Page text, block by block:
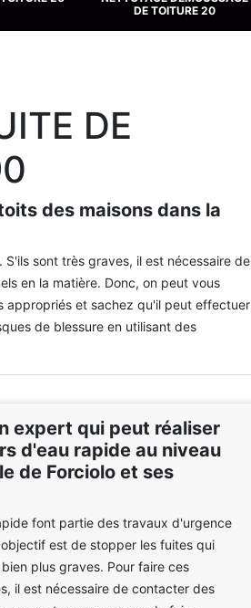
DE TOITURE 20
DE
des maisons dans la
sont très graves, il est nécessaire de
en la matière. Donc, on peut vous
appropriés et sachez qu'il peut effectuer
de blessure en utilisant des
expert qui peut réaliser
d'eau rapide au niveau
de Forciolo et ses
font partie des travaux d'urgence
est de stopper les fuites qui
plus graves. Pour faire ces
il est nécessaire de contacter des